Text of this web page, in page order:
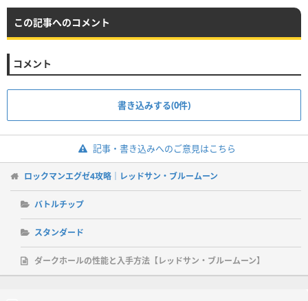
この記事へのコメント
コメント
書き込みする(0件)
記事・書き込みへのご意見はこちら
ロックマンエグゼ4攻略｜レッドサン・ブルームーン
バトルチップ
スタンダード
ダークホールの性能と入手方法【レッドサン・ブルームーン】